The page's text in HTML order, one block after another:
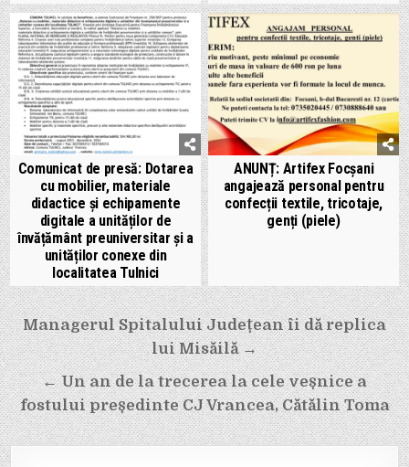
Comunicat de presă: Dotarea
cu mobilier, materiale
didactice și echipamente
digitale a unităților de
învățământ preuniversitar și a
unităților conexe din
localitatea Tulnici
ANUNȚ: Artifex Focșani
angajează personal pentru
confecții textile, tricotaje,
genți (piele)
Navigare
în
articole
Managerul Spitalului Județean îi dă replica
lui Misăilă →
← Un an de la trecerea la cele veșnice a
fostului președinte CJ Vrancea, Cătălin Toma